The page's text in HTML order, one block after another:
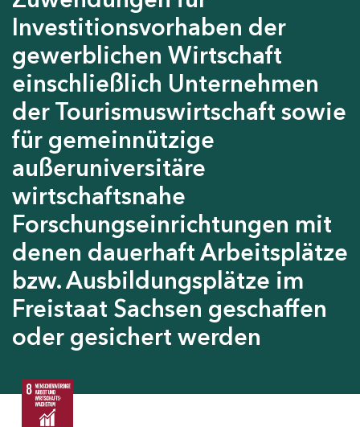
Investitionsvorhaben der
gewerblichen Wirtschaft
einschließlich Unternehmen
der Tourismuswirtschaft sowie
für gemeinnützige
außeruniversitäre
wirtschaftsnahe
Forschungseinrichtungen mit
denen dauerhaft Arbeitsplätze
bzw. Ausbildungsplätze im
Freistaat Sachsen geschaffen
oder gesichert werden